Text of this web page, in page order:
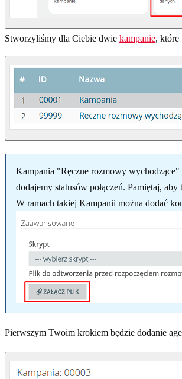
Stworzyliśmy dla Ciebie dwie kampanie, które
Kampania "Ręczne rozmowy wychodzące"
dodajemy statusów połączeń. Pamiętaj,
W ramach takiej Kampanii można dodać
Pierwszym Twoim krokiem będzie dodanie